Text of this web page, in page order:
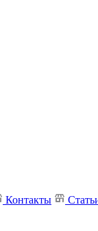
Контакты